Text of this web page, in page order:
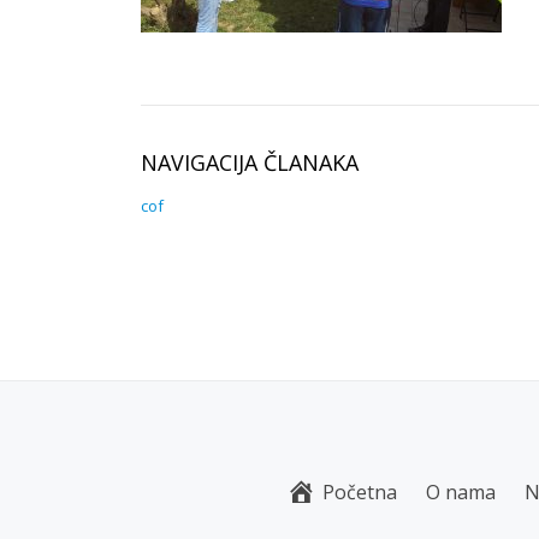
NAVIGACIJA ČLANAKA
cof
Početna O nama